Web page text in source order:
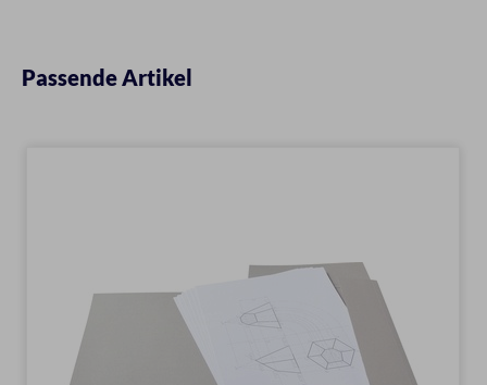
Passende Artikel